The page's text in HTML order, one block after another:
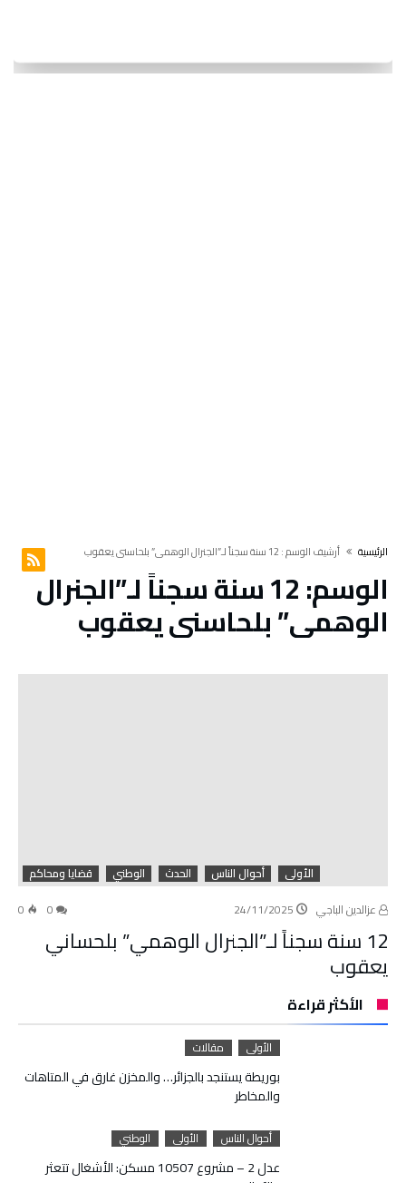
‫الرئيسية‬ ‫أرشيف الوسم :‬ 12 سنة سجناً لـ”الجنرال الوهمي” بلحاسني يعقوب
الوسم: 12 سنة سجناً لـ”الجنرال
الوهمي” بلحاسني يعقوب
الأولى أحوال الناس الحدث الوطني
قضايا ومحاكم
عزالدين الباجي
24/11/2025
0
12 سنة سجناً لـ”الجنرال الوهمي” بلحساني
يعقوب
الأكثر قراءة
الأولى مقالات
بوريطة يستنجد بالجزائر… والمخزن غارق في المتاهات
والمخاطر
أحوال الناس الأولى الوطني
عدل 2 – مشروع 10507 مسكن: الأشغال تتعثر